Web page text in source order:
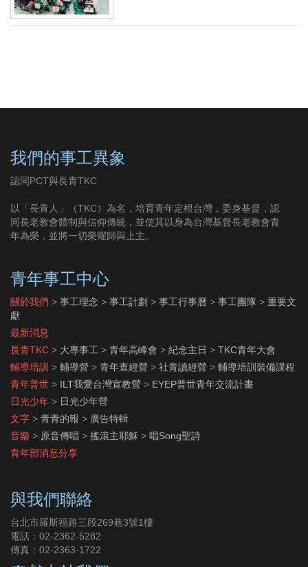
我們的事工異象
認同PCT與長青TKC
以「長青人」（TKC）為名，培育青年定根台灣，委身基督，認
同長老教會體制與信仰傳統，並使其以身為台灣基督長老教會青
年為榮，並將一切榮耀歸與上主。
青年事工中心
關於我們 > 事工理念 > 事工計劃 > 事工行事曆 > 事工團隊 > 重要文
獻
最新消息
長青TKC > 大專事工 > 青年高峰會 > 紀念主日 > TKC青年大會
輔導培訓 > 輔導營 > 青年查經營 > 社青讀經營 > 輔導培訓裝備課程
青年普世 > ILT我愛台灣宣教營 > EYEP普世青年交流計畫
日光少年 > 日光少年營
文字 > 青青的報 > 廣告特輯
音樂 > 原音傳唱 > 搖滾主耶穌 > 唱Song聖詩
青年部消息分享
與我們聯絡
台北市羅斯福路三段269巷3號1樓
電話：02-2362-5282
傳真：02-2363-1722